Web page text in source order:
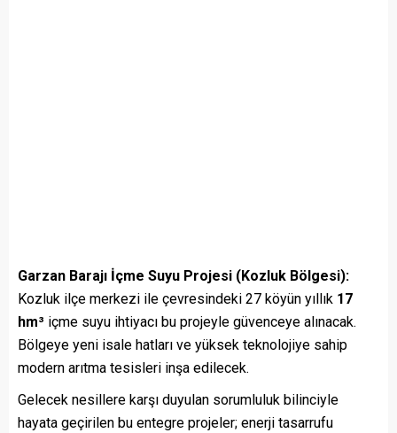
Garzan Barajı İçme Suyu Projesi (Kozluk Bölgesi):
Kozluk ilçe merkezi ile çevresindeki 27 köyün yıllık 17
hm³ içme suyu ihtiyacı bu projeyle güvenceye alınacak.
Bölgeye yeni isale hatları ve yüksek teknolojiye sahip
modern arıtma tesisleri inşa edilecek.
Gelecek nesillere karşı duyulan sorumluluk bilinciyle
hayata geçirilen bu entegre projeler; enerji tasarrufu